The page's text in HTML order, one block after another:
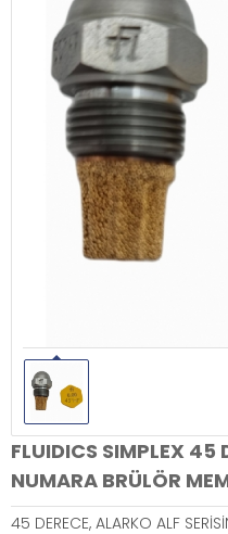
FLUIDICS SIMPLEX 45
NUMARA BRÜLÖR
45 DERECE, ALARKO ALF